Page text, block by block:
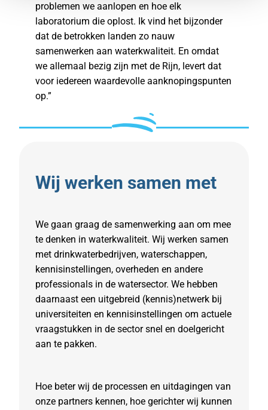
problemen we aanlopen en hoe elk
laboratorium die oplost. Ik vind het bijzonder
dat de betrokken landen zo nauw
samenwerken aan waterkwaliteit. En omdat
we allemaal bezig zijn met de Rijn, levert dat
voor iedereen waardevolle aanknopingspunten
op.”
Wij werken samen met
We gaan graag de samenwerking aan om mee
te denken in waterkwaliteit. Wij werken samen
met drinkwaterbedrijven, waterschappen,
kennisinstellingen, overheden en andere
professionals in de watersector. We hebben
daarnaast een uitgebreid (kennis)netwerk bij
universiteiten en kennisinstellingen om actuele
vraagstukken in de sector snel en doelgericht
aan te pakken.
Hoe beter wij de processen en uitdagingen van
onze partners kennen, hoe gerichter wij kunnen